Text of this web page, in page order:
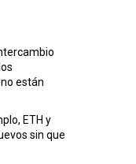
están
ETH y
sin que